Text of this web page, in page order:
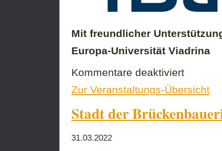
Mit freundlicher
Europa-Universität Viadrina
Kommentare deaktiviert„Dreck“
mit
Müstak
Zur Veranstaltungs-Übersicht
Stadt der
31.03.2022